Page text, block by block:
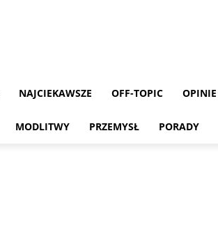
NAJCIEKAWSZE OFF-TOPIC OPINIE
MODLITWY PRZEMYSŁ PORADY